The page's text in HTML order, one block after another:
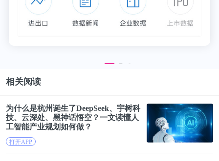
林业剩余物是森林培育、采伐、加工全过程中产生的
可资源化利用的有机废弃物，属于典型的木质类生物
质资源，是推动生物质能源产业发展的重要物质基
相关阅读
为什么是杭州诞生了DeepSeek、宇树科
技、云深处、黑神话悟空 ？一文读懂人
工智能产业规划如何做？
打开APP